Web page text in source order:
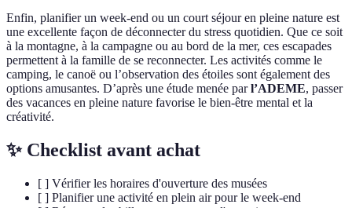
Enfin, planifier un week-end ou un court séjour en pleine nature est
une excellente façon de déconnecter du stress quotidien. Que ce soit
à la montagne, à la campagne ou au bord de la mer, ces escapades
permettent à la famille de se reconnecter. Les activités comme le
camping, le canoë ou l’observation des étoiles sont également des
options amusantes. D’après une étude menée parl’ADEME, passer
des vacances en pleine nature favorise le bien-être mental et la
créativité.
✨ Checklist avant achat
[ ] Vérifier les horaires d'ouverture des musées
[ ] Planifier une activité en plein air pour le week-end